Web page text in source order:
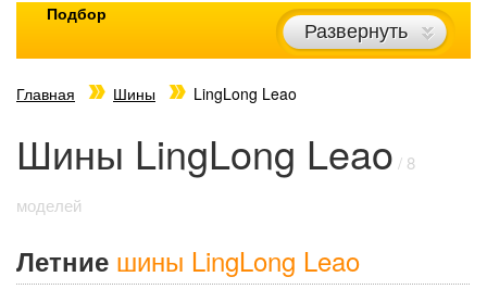
Подбор
Развернуть
Главная Шины LingLong Leao
Шины LingLong Leao / 8
моделей
Летние шины LingLong Leao